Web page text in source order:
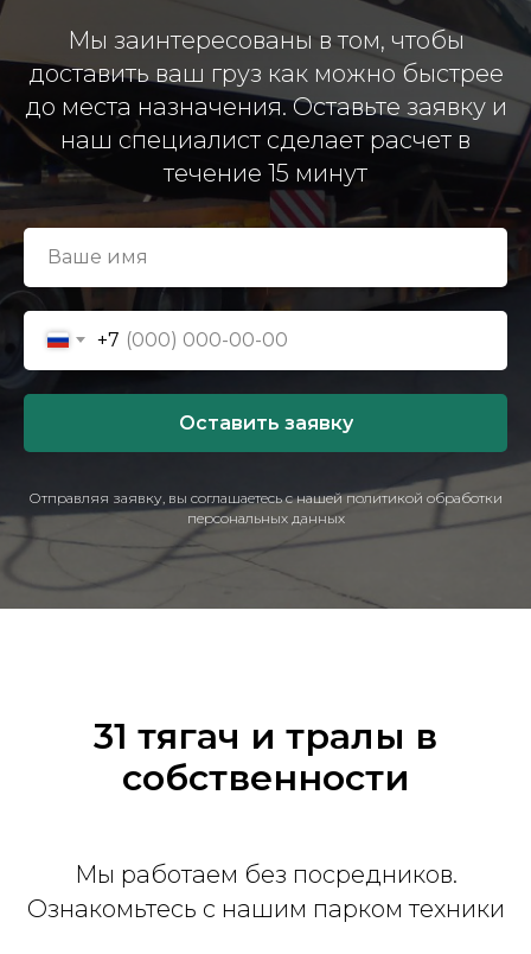
Мы заинтересованы в том, чтобы
доставить ваш груз как можно быстрее
до места назначения. Оставьте заявку и
наш специалист сделает расчет в
течение 15 минут
+7
Оставить заявку
Отправляя заявку, вы соглашаетесь с нашей политикой обработки
персональных данных
31 тягач и тралы в
собственности
Мы работаем без посредников.
Ознакомьтесь с нашим парком техники